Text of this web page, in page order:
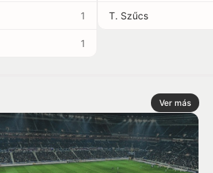
1
1
T. Szűcs
Ver más